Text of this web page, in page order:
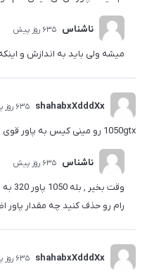
ناشناس 635 روز پیش
میشه ولی باید به اندازش و
shahabxXdddXx 635 روز پیش
1050gtx رو مینی کیس به پاور قوی تر احتیاج داره؟
ناشناس 635 روز پیش
وقت
رام رو حذف کنید چه مقدار پاور
shahabxXdddXx 635 روز پیش